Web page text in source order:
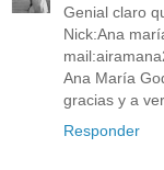
Genial claro
Nick:Ana
Ana María
gracias y a
Responder